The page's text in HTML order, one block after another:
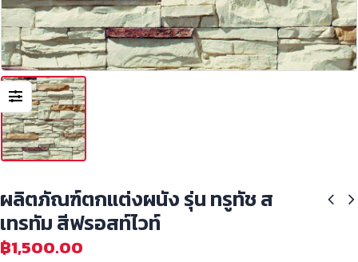
ผลิตภัณฑ์ตกแต่งผนัง รุ่น ทรูทัช ส
เทรทัม สีฟรอสท์ไวท์
฿1,500.00